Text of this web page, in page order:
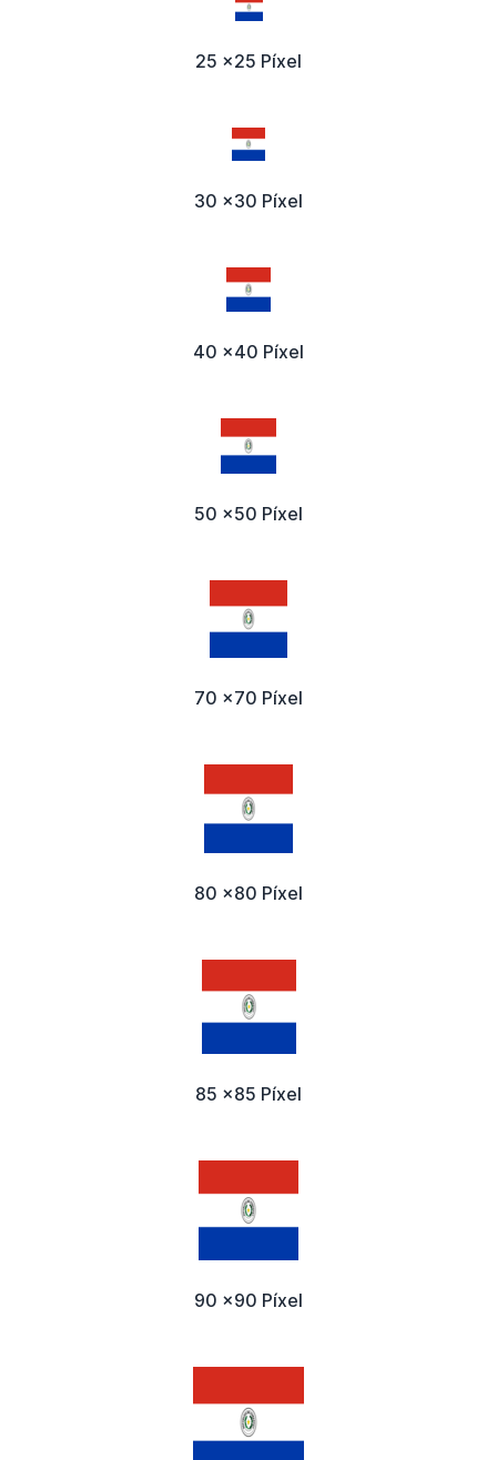
25 x25 Píxel
30 x30 Píxel
40 x40 Píxel
50 x50 Píxel
70 x70 Píxel
80 x80 Píxel
85 x85 Píxel
90 x90 Píxel